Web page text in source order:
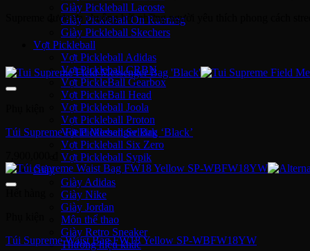
Giày Pickleball Lacoste
Giày Pickleball On Running
Giày Pickleball Skechers
Vợt Pickleball
Vợt Pickleball Adidas
Vợt Pickleball CRBN
Vợt PickleBall Gearbox
Vợt PickleBall Head
Vợt Pickleball Joola
Vợt Pickleball Proton
Vợt Pickleball Selkirk
Vợt Pickleball Six Zero
Vợt Pickleball Sypik
Giày
Giày Adidas
Giày Nike
Giày Jordan
Môn thể thao
Giày Retro Sneaker
Thương hiệu khác
Supreme được ưa chuộng bởi những người yêu thích phong cách
Túi Supreme Field Messenger Bag ‘Black’
Túi Supreme Waist Bag FW18 Yellow SP-WBFW18YW